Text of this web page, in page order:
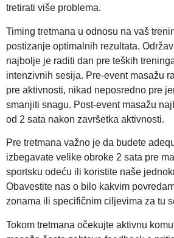
tretirati više problema.
Timing tretmana u odnosu na vaš
postizanje optimalnih rezultata.
najbolje je raditi dan pre teških
intenzivnih sesija. Pre-event masažu
pre aktivnosti, nikad neposredno pre
smanjiti snagu. Post-event masažu
od 2 sata nakon završetka aktivnosti.
Pre tretmana važno je da budete
izbegavate velike obroke 2 sata pre
sportsku odeću ili koristite naše
Obavestite nas o bilo kakvim
zonama ili specifičnim ciljevima za tu
Tokom tretmana očekujte aktivnu